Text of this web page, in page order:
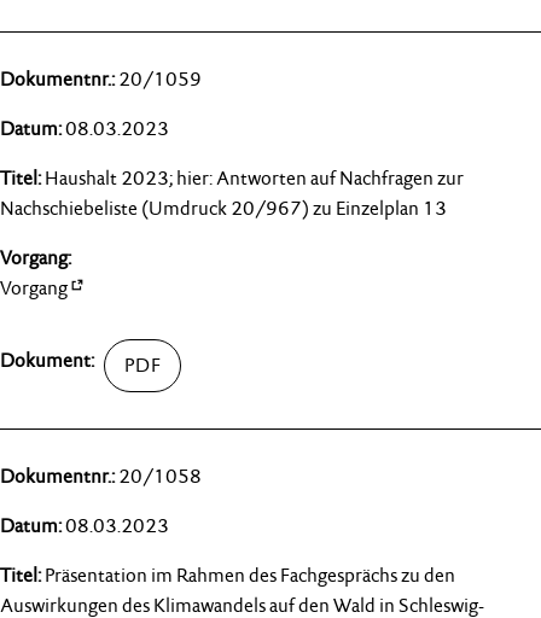
20/1059
08.03.2023
Haushalt 2023; hier: Antworten auf Nachfragen zur
Nachschiebeliste (Umdruck 20/967) zu Einzelplan 13
Vorgang
20/1058
08.03.2023
Präsentation im Rahmen des Fachgesprächs zu den
Auswirkungen des Klimawandels auf den Wald in Schleswig-